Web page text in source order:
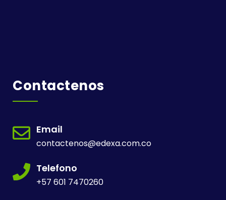
Contactenos
Email
contactenos@edexa.com.co
Telefono
+57 601 7470260